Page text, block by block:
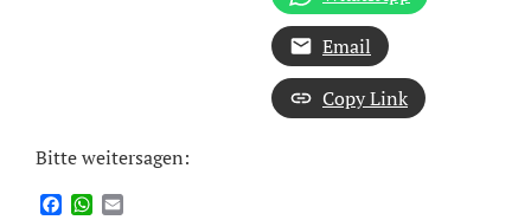
Email
Copy Link
Bitte weitersagen:
FacebookWhatsApp